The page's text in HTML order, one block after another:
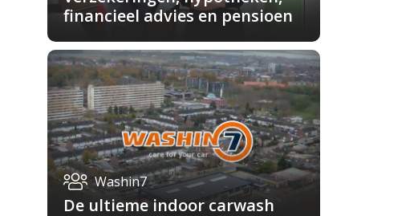
financieel advies en pensioen
Washin7
De ultieme indoor carwash